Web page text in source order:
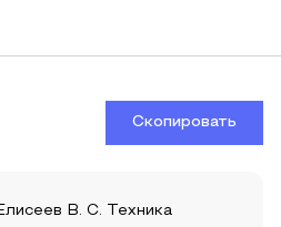
Скопировать
В. С. Техника